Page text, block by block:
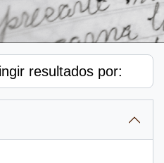
resultados por: